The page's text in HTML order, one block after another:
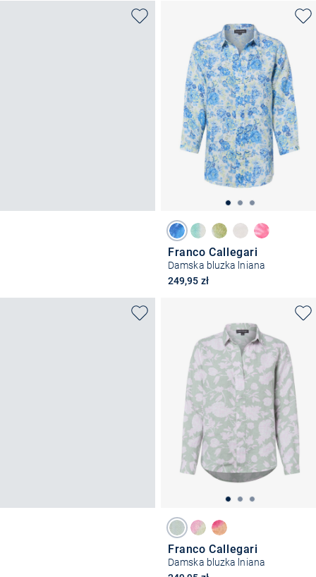
Franco Callegari
Damska bluzka lniana
249,95 zł
Franco Callegari
Damska bluzka lniana